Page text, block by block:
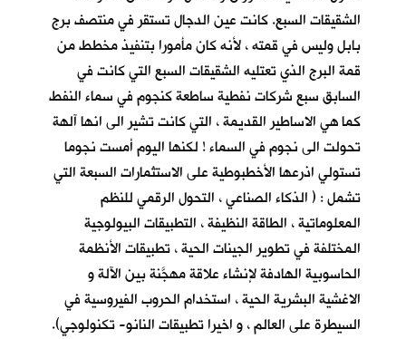
الشقيقات السبع. كانت عين الدجال تستقر في منتصف برج
بابل وليس في قمته ، لأنه كان مأمورا بتنفيذ مخطط من
قمة البرج الذي تعتليه الشقيقات السبع التي كانت في
السابق سبع شركات نفطية ساطعة كنجوم في سماء النفط
كما هي الاساطير القديمة ، التي كانت تشير الى انها آلهة
تحولت الى نجوم في السماء ! لكنها اليوم أمست نجوما
تستولي اذرعها الأخطبوطية على الاستثمارات السبعة التي
تشمل : ( الذكاء الصناعي ، التحول الرقمي للنظم
المعلوماتية ، الطاقة النظيفة ، التطبيقات البيولوجية
المختلفة في تطوير الجينات الحية ، تطبيقات الأنظمة
الحاسوبية الهادفة لإنشاء علاقة مهجَّنة بين الآلة و
الاغشية البشرية الحية ، استخدام الحروب الفيروسية في
السيطرة على العالم ، و اخيرا تطبيقات النانو- تكنولوجي).